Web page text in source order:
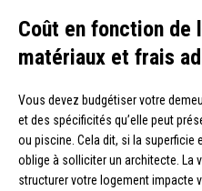
Coût en fonction de
matériaux et frais
Vous devez budgétiser votre
et des spécificités qu’elle peut
ou piscine. Cela dit, si la superficie
oblige à solliciter un architecte. La
structurer votre logement impacte